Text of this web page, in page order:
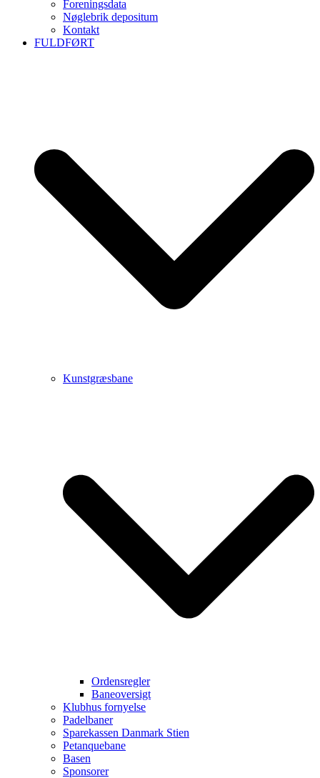
Foreningsdata
Nøglebrik depositum
Kontakt
FULDFØRT
Kunstgræsbane
Ordensregler
Baneoversigt
Klubhus fornyelse
Padelbaner
Sparekassen Danmark Stien
Petanquebane
Basen
Sponsorer